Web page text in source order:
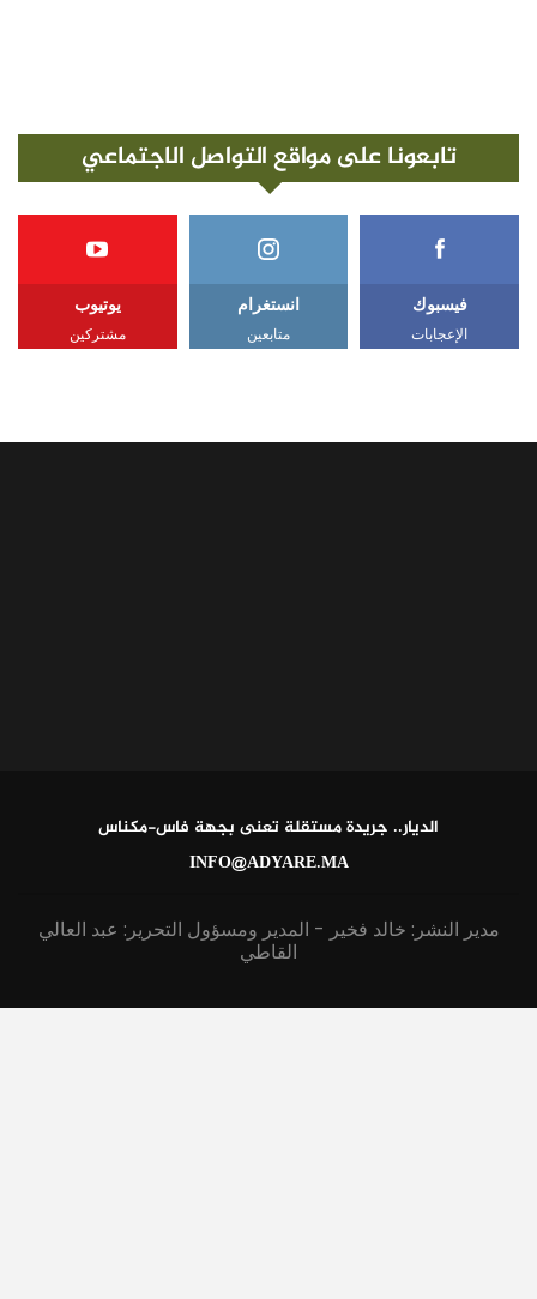
تابعونا على مواقع التواصل الاجتماعي
فيسبوك
الإعجابات
انستغرام
متابعين
يوتيوب
مشتركين
الديار.. جريدة مستقلة تعنى بجهة فاس-مكناس
INFO@ADYARE.MA
مدير النشر: خالد فخير - المدير ومسؤول التحرير: عبد العالي
القاطي